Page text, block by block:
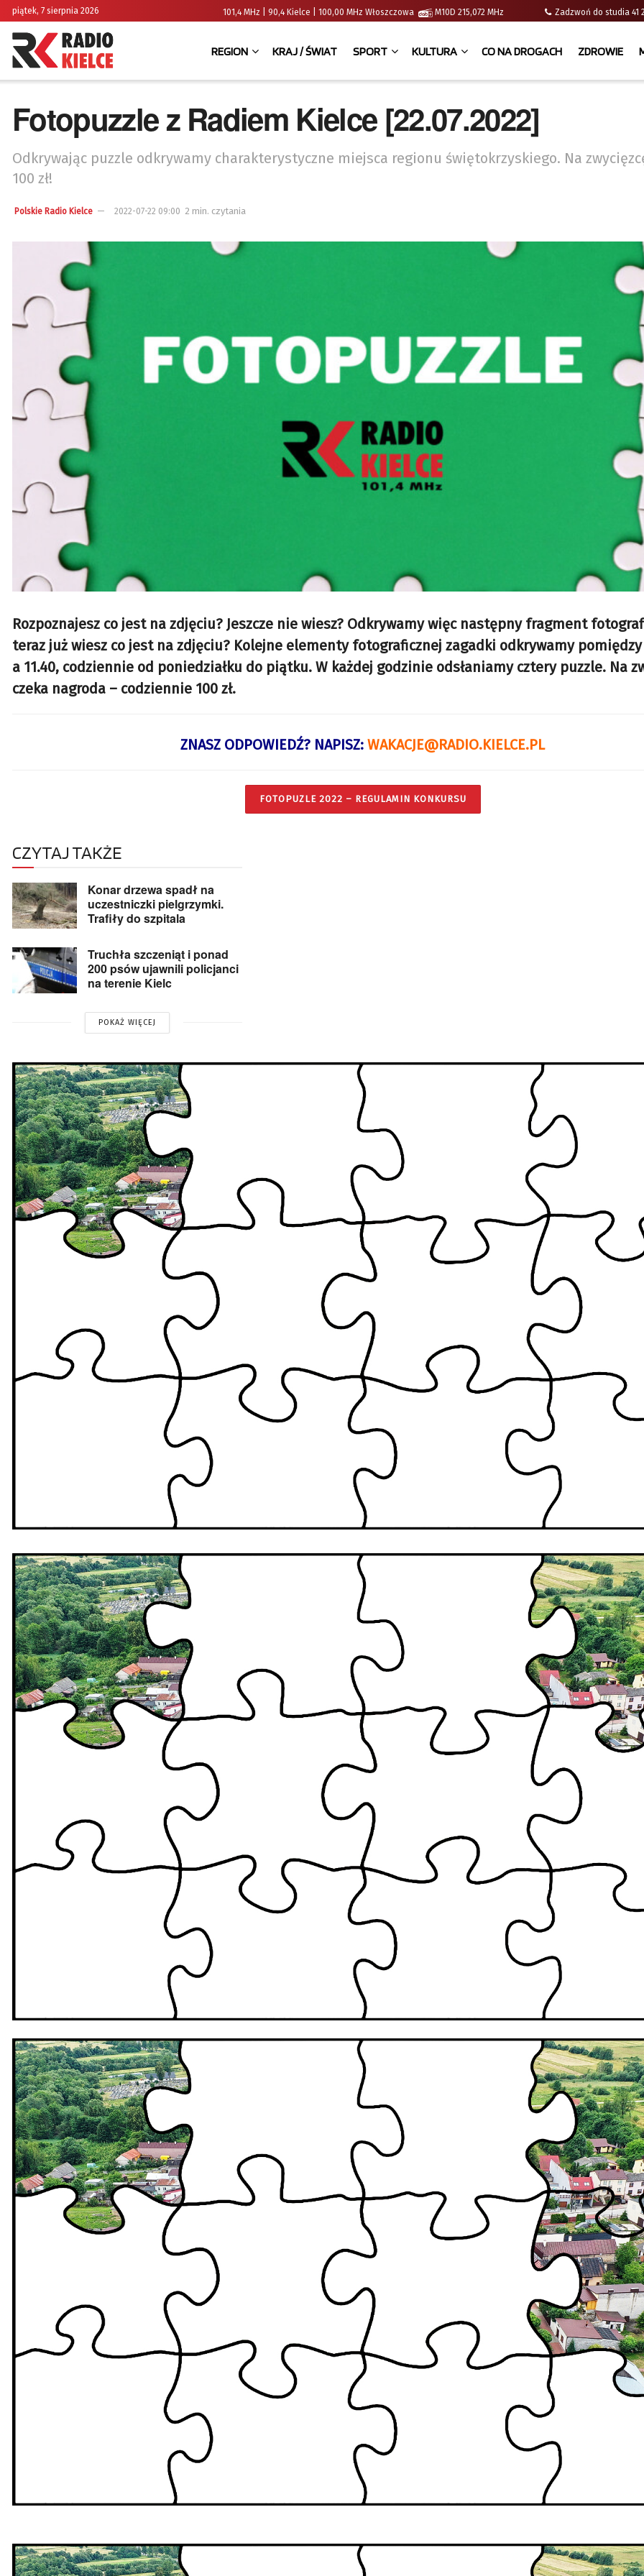
piątek, 7 sierpnia 2026 101,4 MHz | 90,4 Kielce | 100,00 MHz Włoszczowa M10D 215,072 MHz Zadzwoń do studia
REGION KRAJ / ŚWIAT SPORT KULTURA CO NA DROGACH ZDROWIE
Fotopuzzle z Radiem Kielce [22.07.2022]
Odkrywając puzzle odkrywamy charakterystyczne miejsca regionu świętokrzyskiego. Na
100 zł!
Polskie Radio Kielce 2022-07-22 09:00 2 min. czytania
Rozpoznajesz co jest na zdjęciu? Jeszcze nie wiesz? Odkrywamy więc następny fragment
teraz już wiesz co jest na zdjęciu? Kolejne elementy fotograficznej zagadki odkrywamy pomiędzy
a 11.40, codziennie od poniedziałku do piątku. W każdej godzinie odsłaniamy cztery puzzle. Na
czeka nagroda – codziennie 100 zł.
ZNASZ ODPOWIEDŹ? NAPISZ: WAKACJE@RADIO.KIELCE.PL
FOTOPUZLE 2022 – REGULAMIN KONKURSU
CZYTAJ TAKŻE
Konar drzewa spadł na
uczestniczki pielgrzymki.
Trafiły do szpitala
Truchła szczeniąt i ponad
200 psów ujawnili policjanci
na terenie Kielc
POKAŻ WIĘCEJ